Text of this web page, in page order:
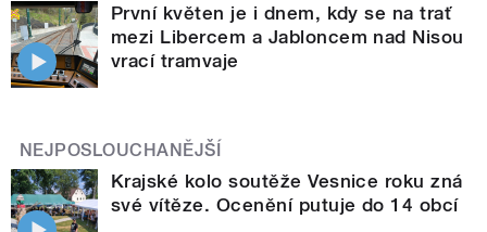
První květen je i dnem, kdy se na trať
mezi Libercem a Jabloncem nad Nisou
vrací tramvaje
NEJPOSLOUCHANĚJŠÍ
Krajské kolo soutěže Vesnice roku zná
své vítěze. Ocenění putuje do 14 obcí